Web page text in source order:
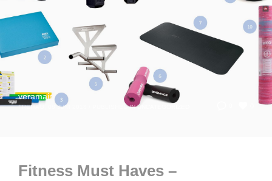
veramair
FREITAG, 08 JUNI 2018 PUBLISHED IN UNCATEGORIZED
Fitness Must Haves –